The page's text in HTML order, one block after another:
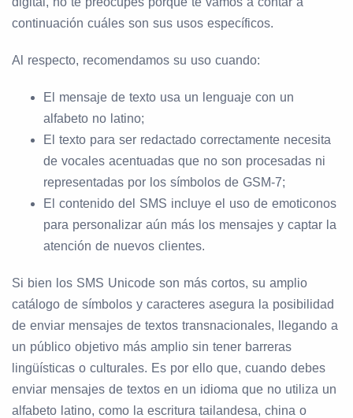
continuación cuáles son sus usos específicos.
Al respecto, recomendamos su uso cuando:
El mensaje de texto usa un lenguaje con un
alfabeto no latino;
El texto para ser redactado correctamente necesita
de vocales acentuadas que no son procesadas ni
representadas por los símbolos de GSM-7;
El contenido del SMS incluye el uso de emoticonos
para personalizar aún más los mensajes y captar la
atención de nuevos clientes.
Si bien los SMS Unicode son más cortos, su amplio
catálogo de símbolos y caracteres asegura la posibilidad
de enviar mensajes de textos transnacionales, llegando a
un público objetivo más amplio sin tener barreras
lingüísticas o culturales. Es por ello que, cuando debes
enviar mensajes de textos en un idioma que no utiliza un
alfabeto latino, como la escritura tailandesa, china o